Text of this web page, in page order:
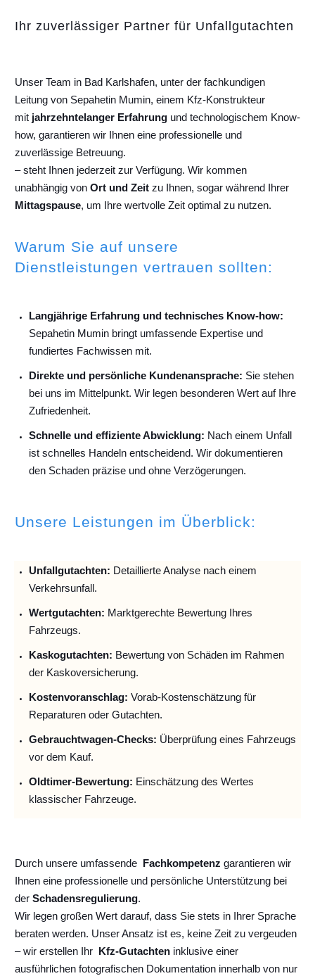
Ihr zuverlässiger Partner für Unfallgutachten
Unser Team in Bad Karlshafen, unter der fachkundigen
Leitung von Sepahetin Mumin, einem Kfz-Konstrukteur
mit jahrzehntelanger Erfahrung und technologischem Know-
how, garantieren wir Ihnen eine professionelle und
zuverlässige Betreuung.
– steht Ihnen jederzeit zur Verfügung. Wir kommen
unabhängig von Ort und Zeit zu Ihnen, sogar während Ihrer
Mittagspause, um Ihre wertvolle Zeit optimal zu nutzen.
Warum Sie auf unsere
Dienstleistungen vertrauen sollten:
Langjährige Erfahrung und technisches Know-how:
Sepahetin Mumin bringt umfassende Expertise und
fundiertes Fachwissen mit.
Direkte und persönliche Kundenansprache: Sie stehen
bei uns im Mittelpunkt. Wir legen besonderen Wert auf Ihre
Zufriedenheit.
Schnelle und effiziente Abwicklung: Nach einem Unfall
ist schnelles Handeln entscheidend. Wir dokumentieren
den Schaden präzise und ohne Verzögerungen.
Unsere Leistungen im Überblick:
Unfallgutachten: Detaillierte Analyse nach einem
Verkehrsunfall.
Wertgutachten: Marktgerechte Bewertung Ihres
Fahrzeugs.
Kaskogutachten: Bewertung von Schäden im Rahmen
der Kaskoversicherung.
Kostenvoranschlag: Vorab-Kostenschätzung für
Reparaturen oder Gutachten.
Gebrauchtwagen-Checks: Überprüfung eines Fahrzeugs
vor dem Kauf.
Oldtimer-Bewertung: Einschätzung des Wertes
klassischer Fahrzeuge.
Durch unsere umfassende Fachkompetenz garantieren wir
Ihnen eine professionelle und persönliche Unterstützung bei
der Schadensregulierung.
Wir legen großen Wert darauf, dass Sie stets in Ihrer Sprache
beraten werden. Unser Ansatz ist es, keine Zeit zu vergeuden
– wir erstellen Ihr Kfz-Gutachten inklusive einer
ausführlichen fotografischen Dokumentation innerhalb von nur